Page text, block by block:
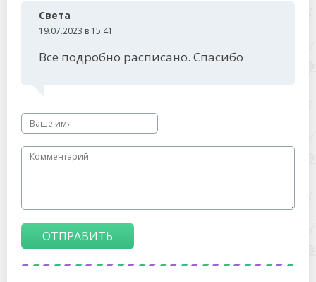
Света
19.07.2023 в 15:41
Все подробно расписано. Спасибо
ОТПРАВИТЬ